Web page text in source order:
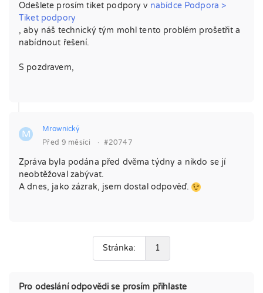
Odešlete prosím tiket podpory v nabídce Podpora >
Tiket podpory
, aby náš technický tým mohl tento problém prošetřit a
nabídnout řešení.
S pozdravem,
M
Mrownický
Před 9 měsíci
· #20747
Zpráva byla podána před dvěma týdny a nikdo se jí
neobtěžoval zabývat.
A dnes, jako zázrak, jsem dostal odpověď.
Stránka: 1
Pro odeslání odpovědi se prosím přihlaste